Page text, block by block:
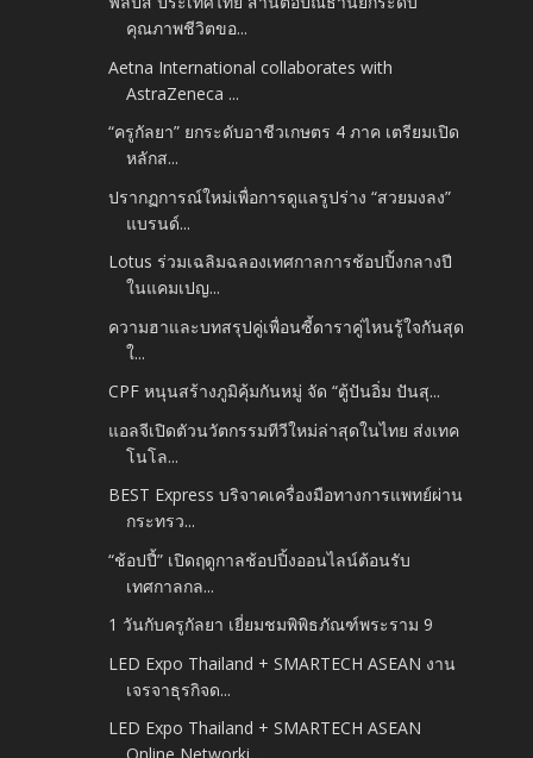
คุณภาพชีวิตขอ...
Aetna International collaborates with
AstraZeneca ...
“ครูกัลยา” ยกระดับอาชีวเกษตร 4 ภาค เตรียมเปิด
หลักส...
ปรากฏการณ์ใหม่เพื่อการดูแลรูปร่าง “สวยมงลง”
แบรนด์...
Lotus ร่วมเฉลิมฉลองเทศกาลการช้อปปิ้งกลางปี
ในแคมเปญ...
ความฮาและบทสรุปคู่เพื่อนซี้ดาราคู่ไหนรู้ใจกันสุด
ใ...
CPF หนุนสร้างภูมิคุ้มกันหมู่ จัด “ตู้ปันอิ่ม ปันสุ...
แอลจีเปิดตัวนวัตกรรมทีวีใหม่ล่าสุดในไทย ส่งเทค
โนโล...
BEST Express บริจาคเครื่องมือทางการแพทย์ผ่าน
กระทรว...
“ช้อปปี้” เปิดฤดูกาลช้อปปิ้งออนไลน์ต้อนรับ
เทศกาลกล...
1 วันกับครูกัลยา เยี่ยมชมพิพิธภัณฑ์พระราม 9
LED Expo Thailand + SMARTECH ASEAN งาน
เจรจาธุรกิจด...
LED Expo Thailand + SMARTECH ASEAN